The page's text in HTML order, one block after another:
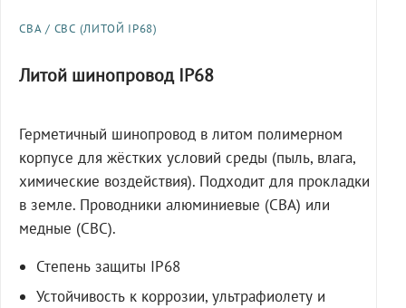
СВА / СВС (ЛИТОЙ IP68)
Литой шинопровод IP68
Герметичный шинопровод в литом полимерном
корпусе для жёстких условий среды (пыль, влага,
химические воздействия). Подходит для прокладки
в земле. Проводники алюминиевые (СВА) или
медные (СВС).
Степень защиты IP68
Устойчивость к коррозии, ультрафиолету и